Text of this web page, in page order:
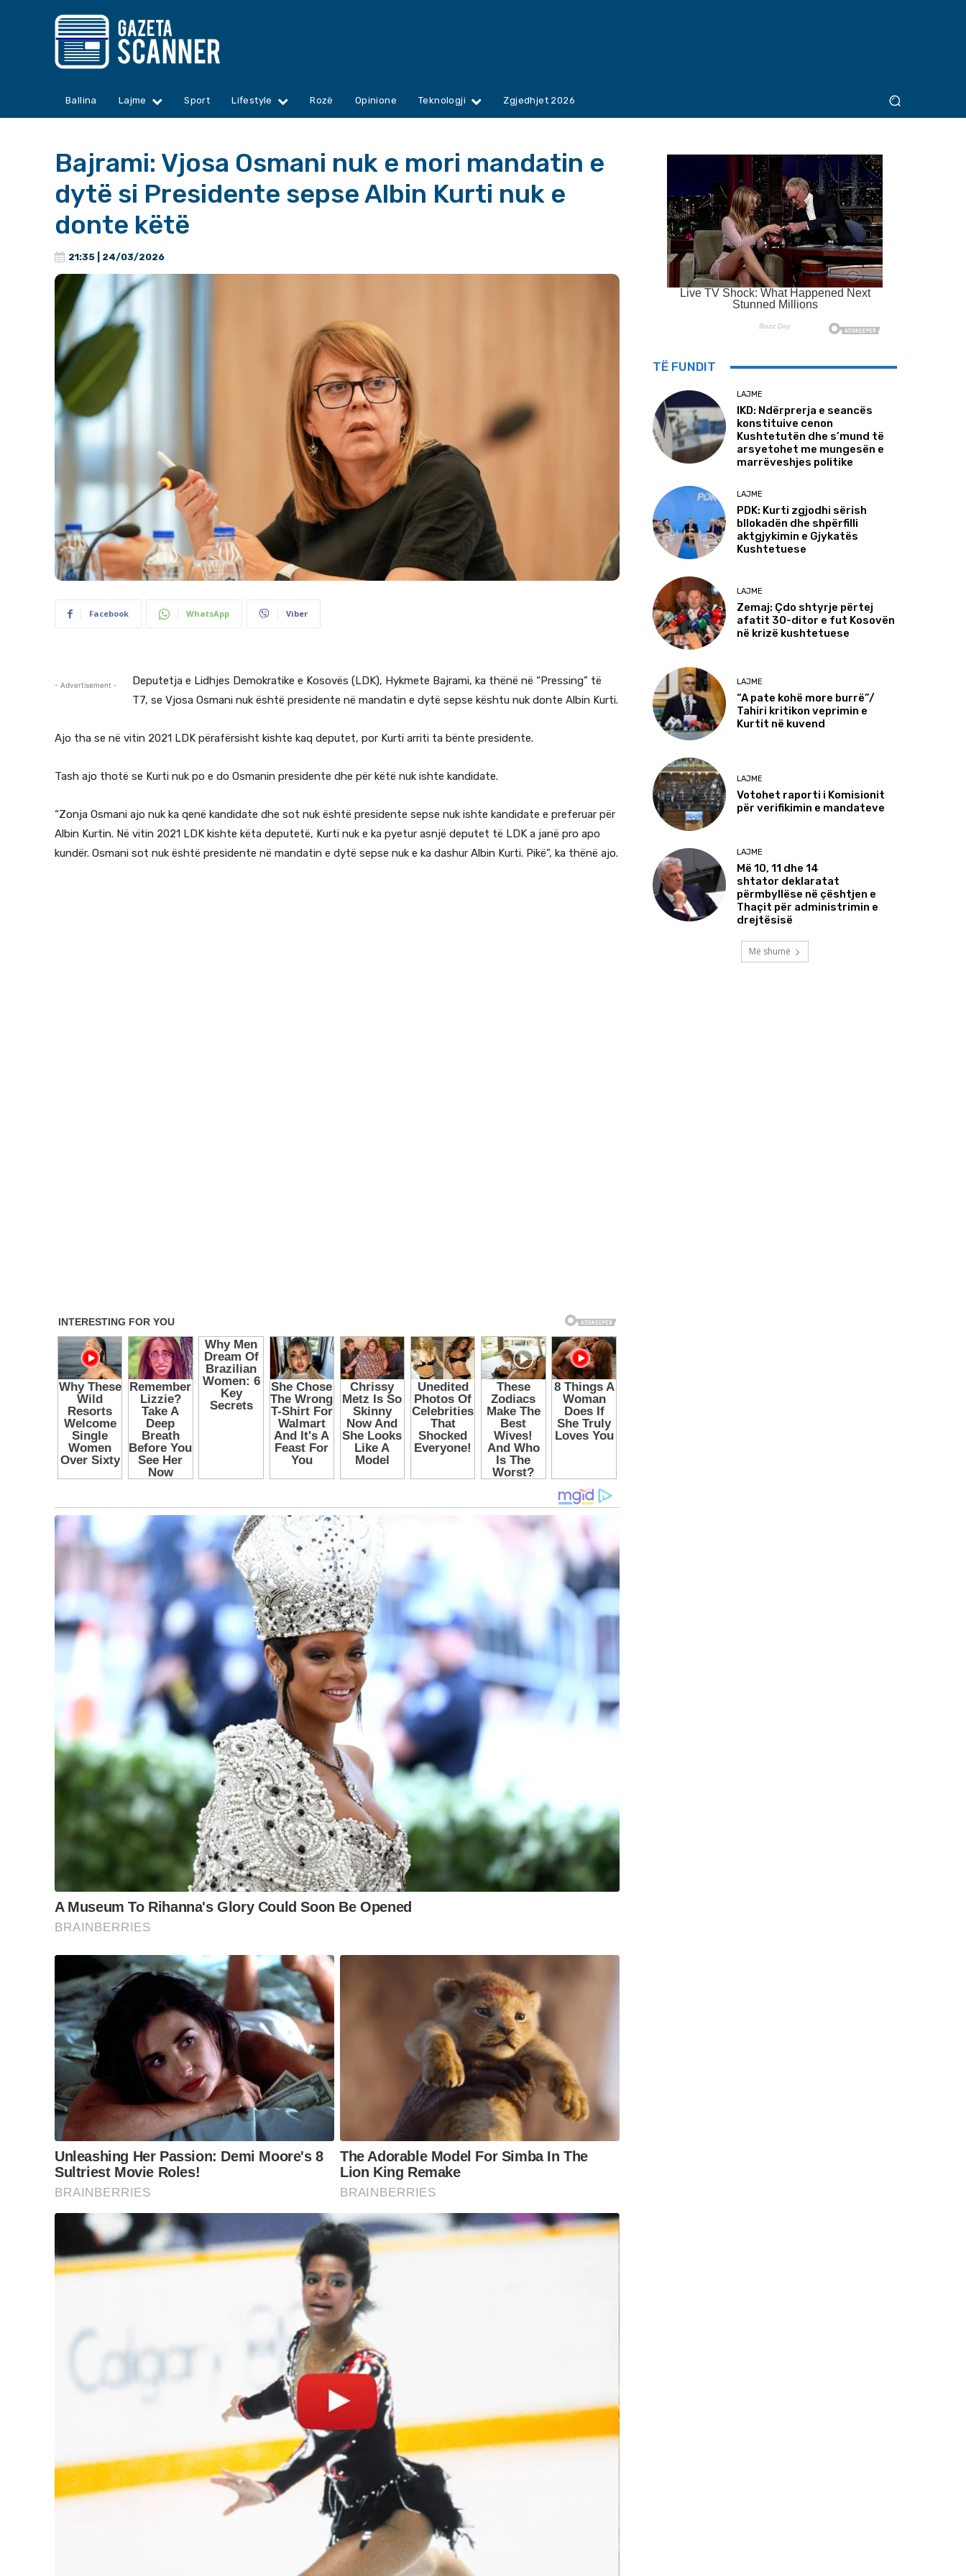
Ballina Lajme Sport Lifestyle Rozë Opinione Teknologji Zgjedhjet 2026
Bajrami: Vjosa Osmani nuk e mori mandatin e
dytë si Presidente sepse Albin Kurti nuk e
donte këtë
21:35 | 24/03/2026
Facebook WhatsApp Viber
- Advertisement -
Deputetja e Lidhjes Demokratike e Kosovës (LDK), Hykmete Bajrami, ka thënë në “Pressing” të
T7, se Vjosa Osmani nuk është presidente në mandatin e dytë sepse kështu nuk donte Albin Kurti.
Ajo tha se në vitin 2021 LDK përafërsisht kishte kaq deputet, por Kurti arriti ta bënte presidente.
Tash ajo thotë se Kurti nuk po e do Osmanin presidente dhe për këtë nuk ishte kandidate.
“Zonja Osmani ajo nuk ka qenë kandidate dhe sot nuk është presidente sepse nuk ishte kandidate e preferuar për
Albin Kurtin. Në vitin 2021 LDK kishte këta deputetë, Kurti nuk e ka pyetur asnjë deputet të LDK a janë pro apo
kundër. Osmani sot nuk është presidente në mandatin e dytë sepse nuk e ka dashur Albin Kurti. Pikë”, ka thënë ajo.
TË FUNDIT
LAJME
IKD: Ndërprerja e seancës
konstituive cenon
Kushtetutën dhe s’mund të
arsyetohet me mungesën e
marrëveshjes politike
LAJME
PDK: Kurti zgjodhi sërish
bllokadën dhe shpërfilli
aktgjykimin e Gjykatës
Kushtetuese
LAJME
Zemaj: Çdo shtyrje përtej
afatit 30-ditor e fut Kosovën
në krizë kushtetuese
LAJME
“A pate kohë more burrë”/
Tahiri kritikon veprimin e
Kurtit në kuvend
LAJME
Votohet raporti i Komisionit
për verifikimin e mandateve
LAJME
Më 10, 11 dhe 14
shtator deklaratat
përmbyllëse në çështjen e
Thaçit për administrimin e
drejtësisë
Më shumë